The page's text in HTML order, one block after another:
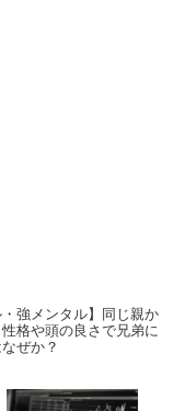
・強メンタル】同じ親か
格や頭の良さで兄弟に
ぜか？